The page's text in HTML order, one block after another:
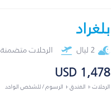
بلغراد
2 ليال الرحلات متضمنة
USD 1,478
الرحلات + الفندق + الرسوم / للشخص الواحد